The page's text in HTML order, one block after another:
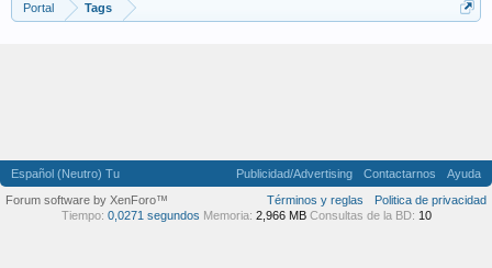
Portal Tags
Español (Neutro) Tu Publicidad/Advertising Contactarnos
Ayuda
Términos y reglas
Politica de privacidad
Forum software by XenForo™
Tiempo: 0,0271 segundos Memoria: 2,966 MB Consultas de la BD: 10